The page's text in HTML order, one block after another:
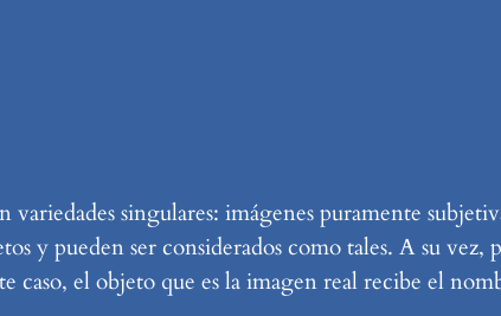
variedades singulares: imágenes puramente
y pueden ser considerados como tales. A su
caso, el objeto que es la imagen real recibe el